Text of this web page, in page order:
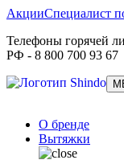
Акции
Телефоны горячей
РФ - 8 800 700 93 67
Специалист
О бренде
Вытяжки